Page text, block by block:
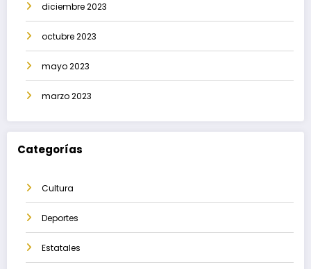
diciembre 2023
octubre 2023
mayo 2023
marzo 2023
Categorías
Cultura
Deportes
Estatales